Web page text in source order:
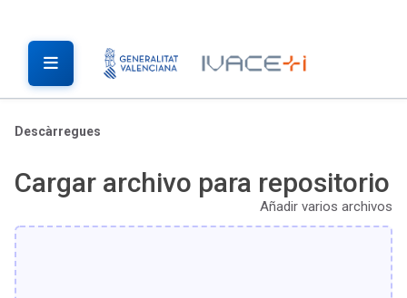
Descàrregues
Cargar archivo para repositorio
Añadir varios archivos